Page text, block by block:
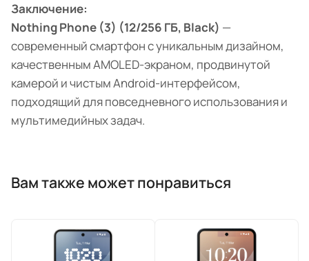
Заключение:
Nothing Phone (3) (12/256 ГБ, Black) —
современный смартфон с уникальным дизайном,
качественным AMOLED-экраном, продвинутой
камерой и чистым Android-интерфейсом,
подходящий для повседневного использования и
мультимедийных задач.
Вам также может понравиться